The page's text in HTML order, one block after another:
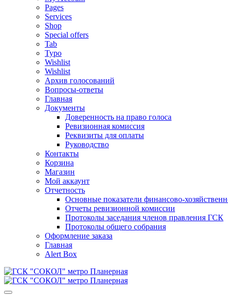
Pages
Services
Shop
Special offers
Tab
Typo
Wishlist
Wishlist
Архив голосований
Вопросы-ответы
Главная
Документы
Доверенность на право голоса
Ревизионная комиссия
Реквизиты для оплаты
Руководство
Контакты
Корзина
Магазин
Мой аккаунт
Отчетность
Основные показатели финансово-
Отчеты ревизионной комиссии
Протоколы заседания членов правления ГСК
Протоколы общего собрания
Оформление заказа
Главная
Alert Box